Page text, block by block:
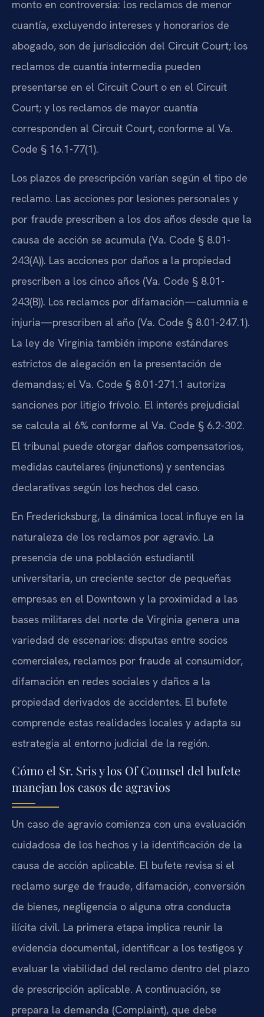
monto en controversia: los reclamos de menor
cuantía, excluyendo intereses y honorarios de
abogado, son de jurisdicción del Circuit Court; los
reclamos de cuantía intermedia pueden
presentarse en el Circuit Court o en el Circuit
Court; y los reclamos de mayor cuantía
corresponden al Circuit Court, conforme al Va.
Code § 16.1-77(1).
Los plazos de prescripción varían según el tipo de
reclamo. Las acciones por lesiones personales y
por fraude prescriben a los dos años desde que la
causa de acción se acumula (Va. Code § 8.01-
243(A)). Las acciones por daños a la propiedad
prescriben a los cinco años (Va. Code § 8.01-
243(B)). Los reclamos por difamación—calumnia e
injuria—prescriben al año (Va. Code § 8.01-247.1).
La ley de Virginia también impone estándares
estrictos de alegación en la presentación de
demandas; el Va. Code § 8.01-271.1 autoriza
sanciones por litigio frívolo. El interés prejudicial
se calcula al 6% conforme al Va. Code § 6.2-302.
El tribunal puede otorgar daños compensatorios,
medidas cautelares (injunctions) y sentencias
declarativas según los hechos del caso.
En Fredericksburg, la dinámica local influye en la
naturaleza de los reclamos por agravio. La
presencia de una población estudiantil
universitaria, un creciente sector de pequeñas
empresas en el Downtown y la proximidad a las
bases militares del norte de Virginia genera una
variedad de escenarios: disputas entre socios
comerciales, reclamos por fraude al consumidor,
difamación en redes sociales y daños a la
propiedad derivados de accidentes. El bufete
comprende estas realidades locales y adapta su
estrategia al entorno judicial de la región.
Cómo el Sr. Sris y los Of Counsel del bufete
manejan los casos de agravios
Un caso de agravio comienza con una evaluación
cuidadosa de los hechos y la identificación de la
causa de acción aplicable. El bufete revisa si el
reclamo surge de fraude, difamación, conversión
de bienes, negligencia o alguna otra conducta
ilícita civil. La primera etapa implica reunir la
evidencia documental, identificar a los testigos y
evaluar la viabilidad del reclamo dentro del plazo
de prescripción aplicable. A continuación, se
prepara la demanda (Complaint), que debe